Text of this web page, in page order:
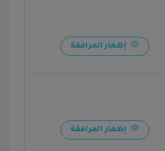
إظهار المرافقة
إظهار المرافقة